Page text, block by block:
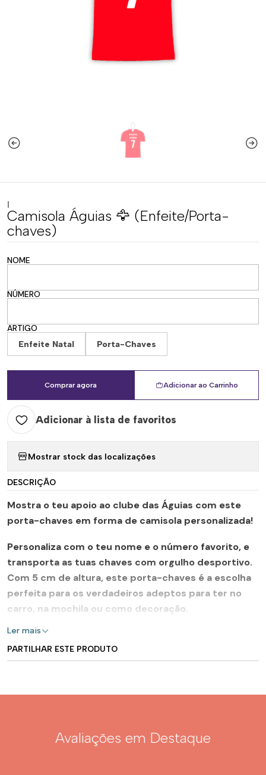
|
Camisola Águias 🦅 (Enfeite/Porta-
chaves)
NOME
NÚMERO
ARTIGO
Enfeite Natal Porta-Chaves
Adicionar ao Carrinho
Comprar agora
Adicionar à lista de favoritos
Mostrar stock das localizações
DESCRIÇÃO
Mostra o teu apoio ao clube das Águias com este
porta-chaves em forma de camisola personalizada!
Personaliza com o teu nome e o número favorito, e
transporta as tuas chaves com orgulho desportivo.
Com 5 cm de altura, este porta-chaves é a escolha
perfeita para os verdadeiros adeptos para ter no
carro, na mochila ou como decoração.
Detalhes:
Personalização com ascores das Águias,nomee
Tamanho: 5 cm de altura
Ler mais
PARTILHAR ESTE PRODUTO
Avaliações em Destaque